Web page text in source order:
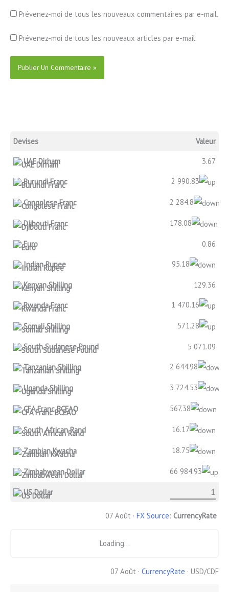
Prévenez-moi de tous les nouveaux commentaires par e-mail.
Prévenez-moi de tous les nouveaux articles par e-mail.
Devises Valeur
UAE Dirham 3.67
Burundi Franc 2 990.83
Congolese Franc 2 284.8
Djibouti Franc 178.08
Euro 0.86
Indian Rupee 95.18
Kenyan Shilling 129.36
Rwanda Franc 1 470.16
Somali Shilling 571.28
South Sudanese Pound 5 071.09
Tanzanian Shilling 2 644.98
Uganda Shilling 3 724.53
CFA Franc BCEAO 567.38
South African Rand 16.17
Zambian Kwacha 18.75
Zimbabwean Dollar 66 984.93
US Dollar
07 Août · FX Source: CurrencyRate
Loading...
07 Août · CurrencyRate · USD/CDF